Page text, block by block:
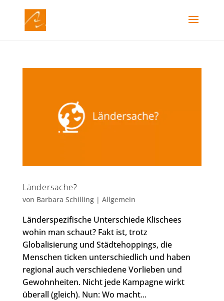
Ländersache?
von Barbara Schilling| Allgemein
Länderspezifische Unterschiede Klischees
wohin man schaut? Fakt ist, trotz
Globalisierung und Städtehoppings, die
Menschen ticken unterschiedlich und haben
regional auch verschiedene Vorlieben und
Gewohnheiten. Nicht jede Kampagne wirkt
überall (gleich). Nun: Wo macht...